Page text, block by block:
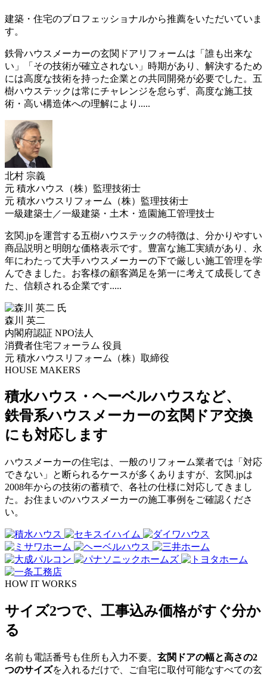
建築・住宅のプロフェッショナルから推薦をいただいていま
す。
鉄骨ハウスメーカーの玄関ドアリフォームは「誰も出来な
い」「その技術が確立されない」時期があり、解決するため
には高度な技術を持った企業との共同開発が必要でした。五
樹ハウステックは常にチャレンジを怠らず、高度な施工技
術・高い構造体への理解により.....
北村 宗義
元 積水ハウス（株）監理技術士
元 積水ハウスリフォーム（株）監理技術士
一級建築士／一級建築・土木・造園施工管理技士
玄関.jpを運営する五樹ハウステックの特徴は、分かりやすい
商品説明と明朗な価格表示です。豊富な施工実績があり、永
年にわたって大手ハウスメーカーの下で厳しい施工管理を学
んできました。お客様の顧客満足を第一に考えて成長してき
た、信頼される企業です.....
森川 英二
内閣府認証 NPO法人
消費者住宅フォーラム 役員
元 積水ハウスリフォーム（株）取締役
HOUSE MAKERS
積水ハウス・ヘーベルハウスなど、
鉄骨系ハウスメーカーの玄関ドア交換
にも対応します
ハウスメーカーの住宅は、一般のリフォーム業者では「対応
できない」と断られるケースが多くありますが、玄関.jpは
2008年からの技術の蓄積で、各社の仕様に対応してきまし
た。お住まいのハウスメーカーの施工事例をご確認くださ
い。
HOW IT WORKS
サイズ2つで、工事込み価格がすぐ分か
る
名前も電話番号も住所も入力不要。 玄関ドアの幅と高さの2
つのサイズを入れるだけで、ご自宅に取付可能なすべての玄